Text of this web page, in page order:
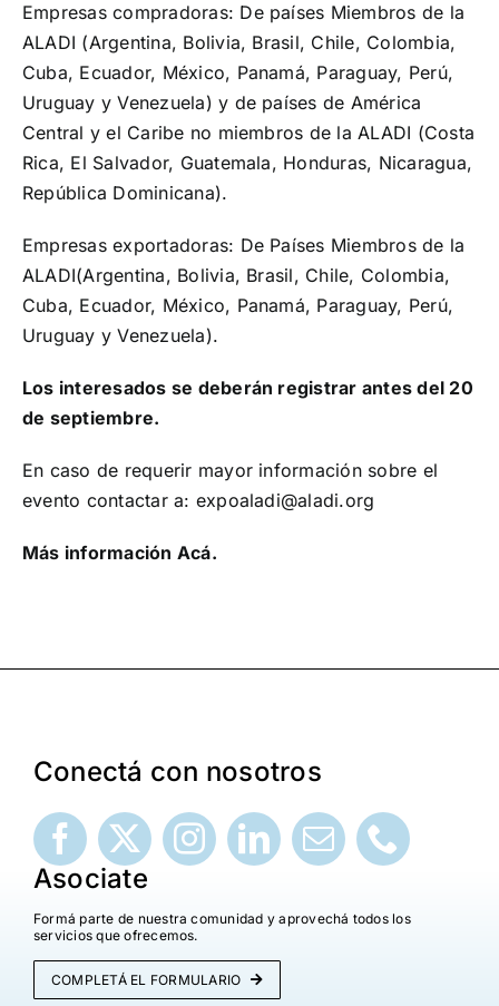
Empresas compradoras: De países Miembros de la
ALADI (Argentina, Bolivia, Brasil, Chile, Colombia,
Cuba, Ecuador, México, Panamá, Paraguay, Perú,
Uruguay y Venezuela) y de países de América
Central y el Caribe no miembros de la ALADI (Costa
Rica, El Salvador, Guatemala, Honduras, Nicaragua,
República Dominicana).
Empresas exportadoras: De Países Miembros de la
ALADI(Argentina, Bolivia, Brasil, Chile, Colombia,
Cuba, Ecuador, México, Panamá, Paraguay, Perú,
Uruguay y Venezuela).
Los interesados se deberán registrar antes del 20
de septiembre.
En caso de requerir mayor información sobre el
evento contactar a: expoaladi@aladi.org
Más información Acá.
Conectá con nosotros
Asociate
Formá parte de nuestra comunidad y aprovechá todos los
servicios que ofrecemos.
COMPLETÁ EL FORMULARIO